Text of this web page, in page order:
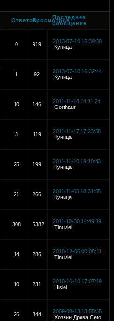
ОтветовПросмотровПоследнее
сообщение
0 919
2013-07-10 16:39:50
Куница
1 92
2013-07-10 16:32:44
Куница
10
146
2011-11-18 14:11:24
Gorthaur
3 119
2011-11-17 17:23:58
Куница
25
199
2011-11-10 19:10:43
Куница
21
266
2011-11-05 18:31:55
Куница
308 5382
2011-10-30 14:49:19
Tinuviel
14
286
2010-12-06 00:08:21
Tinuviel
10 231
2010-10-10 17:07:19
Hisiel
26
844
2009-08-13 13:55:35
Хозяин Древа Сего